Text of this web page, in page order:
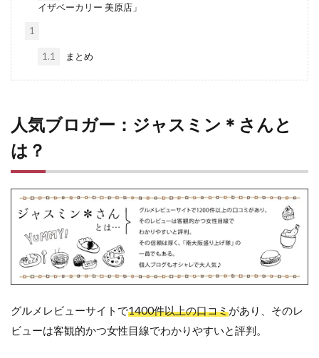
イザベーカリー 美原店」
1
1.1 まとめ
人気ブロガー：ジャスミン＊さんと
は？
グルメレビューサイトで1400件以上の口コミがあり、そのレ
ビューは客観的かつ女性目線でわかりやすいと評判。